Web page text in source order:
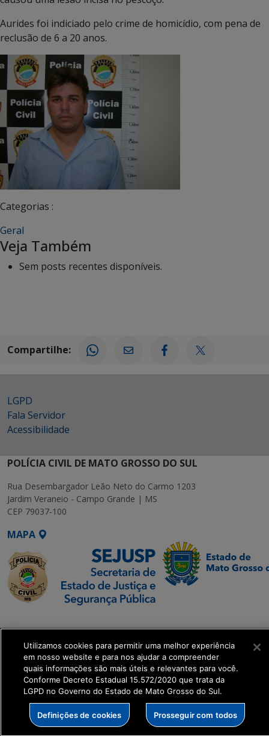
Aurides foi indiciado pelo crime de homicídio, com pena de
reclusão de 6 a 20 anos.
Categorias :
Geral
Veja Também
Sem posts recentes disponíveis.
Compartilhe:
LGPD
Fala Servidor
Acessibilidade
POLÍCIA CIVIL DE MATO GROSSO DO SUL
Rua Desembargador Leão Neto do Carmo 1203
Jardim Veraneio - Campo Grande | MS
CEP 79037-100
MAPA
Transformação Digital
get_footer();
Utilizamos cookies para permitir uma melhor experiência
em nosso website e para nos ajudar a compreender
quais informações são mais úteis e relevantes para você.
Conforme Decreto Estadual 15.572/2020 que trata da
LGPD no Governo do Estado de Mato Grosso do Sul.
Definições de cookies Prosseguir com todos